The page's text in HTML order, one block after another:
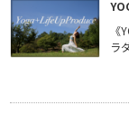
《
ラ